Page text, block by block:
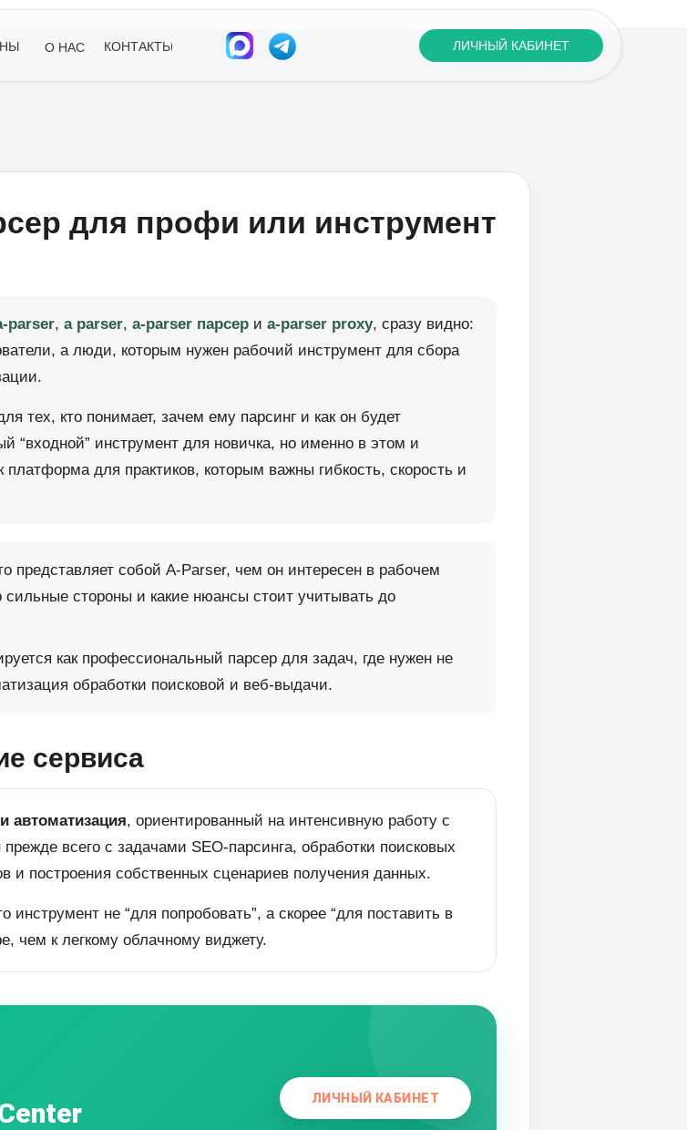
ЛИЧНЫЙ КАБИНЕТ
О НАС КОНТАКТЫ
для профи или инструмент
parser, a parser, a-parser парсер и a-parser proxy, сразу видно:
а люди, которым нужен рабочий инструмент для сбора
тех, кто понимает, зачем ему парсинг и как он будет
“входной” инструмент для новичка, но именно в этом и
платформа для практиков, которым важны гибкость, скорость и
представляет собой A-Parser, чем он интересен в рабочем
сильные стороны и какие нюансы стоит учитывать до
как профессиональный парсер для задач, где нужен не
обработки поисковой и веб-выдачи.
сервиса
автоматизация, ориентированный на интенсивную работу с
всего с задачами SEO-парсинга, обработки поисковых
и построения собственных сценариев получения данных.
не “для попробовать”, а скорее “для поставить в
чем к легкому облачному виджету.
ЛИЧНЫЙ КАБИНЕТ